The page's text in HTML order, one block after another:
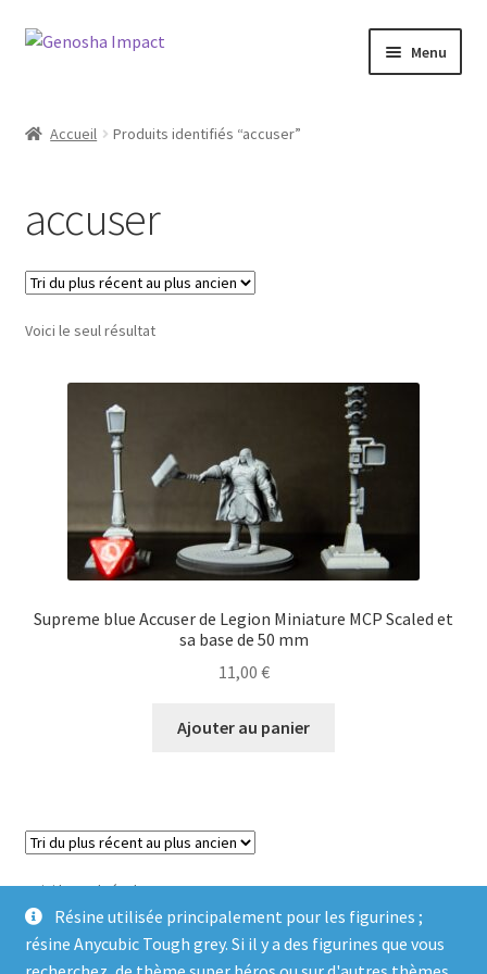
Résine utilisée principalement pour les figurines ;
résine Anycubic Tough grey. Si il y a des figurines que vous
Aller
navigation
Aller
Menu
Checkout
My account
Shop
Wishlist
Accueil Produits identifiés “accuser”
accuser
Voici le seul résultat
Supreme blue Accuser de Legion Miniature MCP Scaled et
sa base de 50 mm
11,00 €
Ajouter au panier
Voici le seul résultat